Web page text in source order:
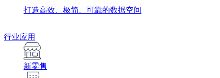
打造高效、极简、可靠的数据空间
行业应用
新零售